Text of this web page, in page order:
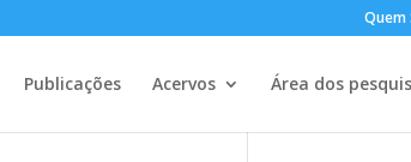
Quem
Publicações Acervos Área dos